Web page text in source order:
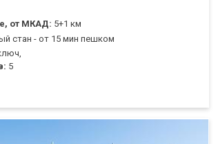
от МКАД: 5+1 км
стан - от 15 мин пешком
5